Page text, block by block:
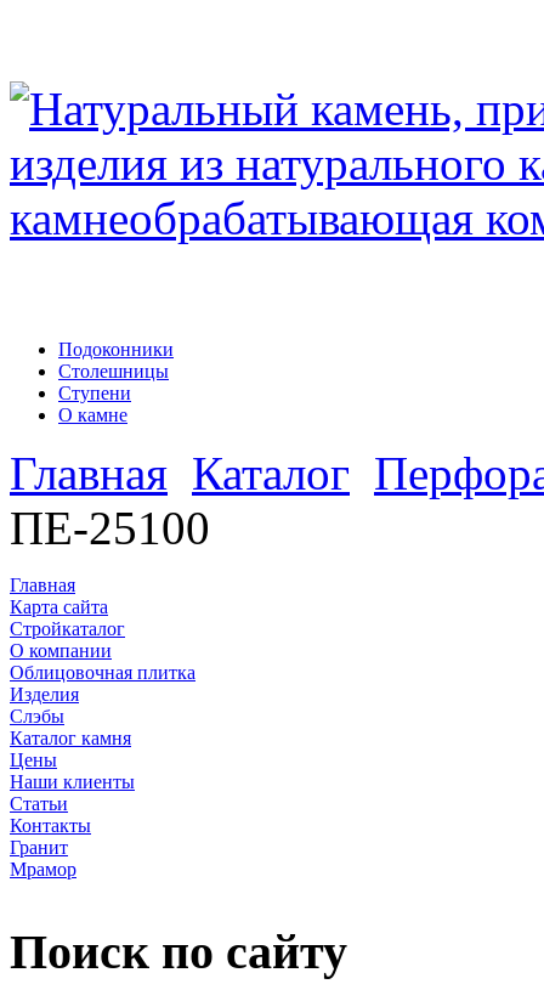
Подоконники
Столешницы
Ступени
О камне
Главная Каталог
ПЕ-25100
Главная
Карта сайта
Стройкаталог
О компании
Облицовочная плитка
Изделия
Слэбы
Каталог камня
Цены
Наши клиенты
Статьи
Контакты
Гранит
Мрамор
Поиск по сайту